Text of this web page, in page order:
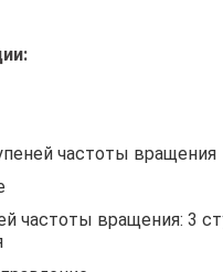
частоты вращения
частоты вращения: 3